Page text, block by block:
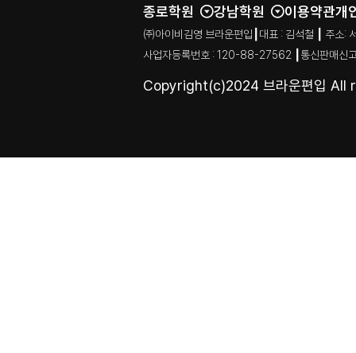
종로학원 강남학원 이용약관개
㈜아이비김영 브라운편입┃대표 : 김석철 ┃ 주
사업자등록번호 : 120-88-27562 ┃통신판매신
Copyright(c)2024 브라운편입